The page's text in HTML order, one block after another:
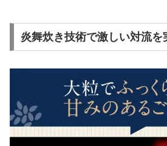
炎舞炊き技術で激しい対流を